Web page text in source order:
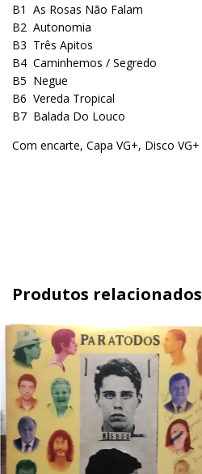
B1 As Rosas Não Falam
B2 Autonomia
B3 Três Apitos
B4 Caminhemos / Segredo
B5 Negue
B6 Vereda Tropical
B7 Balada Do Louco
Com encarte, Capa VG+, Disco VG+
Produtos relacionados